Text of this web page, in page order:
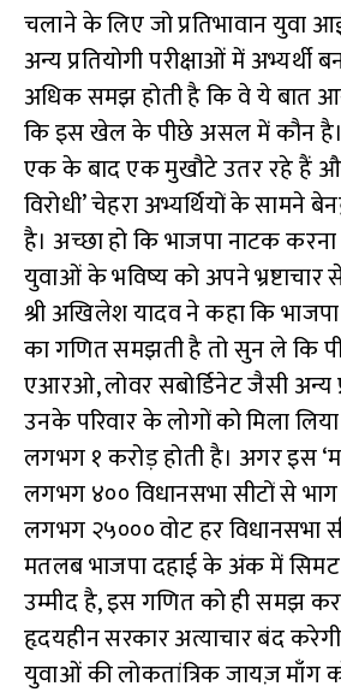
चलाने के लिए जो प्रतिभावान युवा
अन्य प्रतियोगी परीक्षाओं में अभ्यर्थी
अधिक समझ होती है कि वे ये बात
कि इस खेल के पीछे असल में कौन
एक के बाद एक मुखौटे उतर रहे हैं और
विरोधी’ चेहरा अभ्यर्थियों के सामने
है। अच्छा हो कि भाजपा नाटक
युवाओं के भविष्य को अपने भ्रष्टाचार
श्री अखिलेश यादव ने कहा कि
का गणित समझती है तो सुन ले कि
एआरओ, लोवर सबोर्डिनेट जैसी अन्य
उनके परिवार के लोगों को मिला
लगभग १ करोड़ होती है। अगर इस
लगभग ४०० विधानसभा सीटों से
लगभग २५००० वोट हर विधानसभा
मतलब भाजपा दहाई के अंक में सिमट
उम्मीद है, इस गणित को ही समझ
हृदयहीन सरकार अत्याचार बंद
युवाओं की लोकतांत्रिक जायज़ माँग